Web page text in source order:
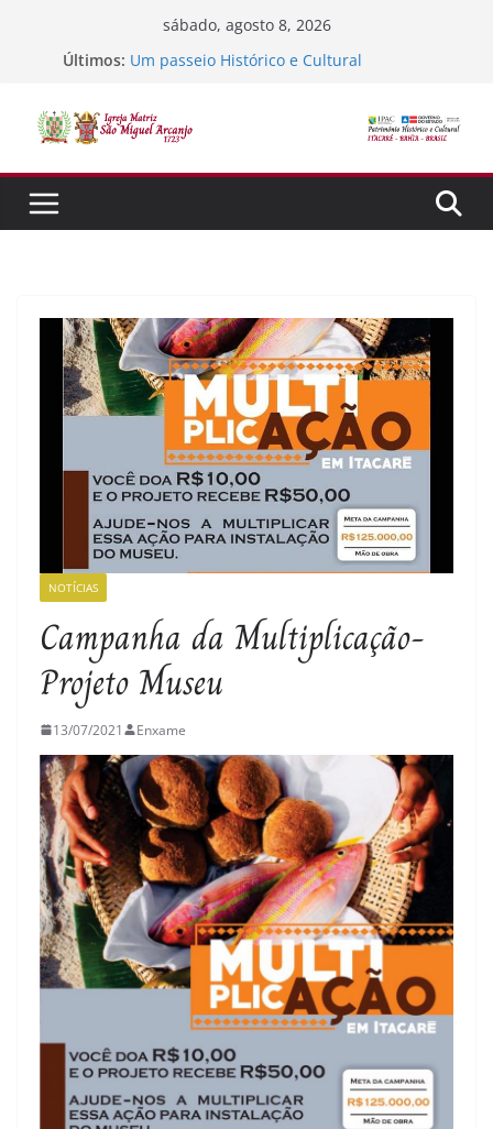
conteúdo
sábado, agosto 8, 2026
Últimos: Um passeio Histórico e Cultural
Semana Santa
SORTEIO DA FÉ
NOTÍCIAS
Campanha da Multiplicação-
Projeto Museu
13/07/2021 Enxame